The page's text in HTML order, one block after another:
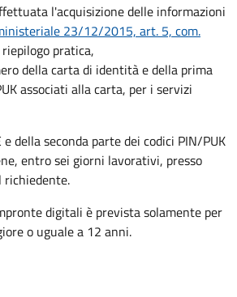
l'acquisizione delle informazioni
23/12/2015, art. 5, com.
pratica,
della carta di identità e della prima
associati alla carta, per i servizi
e della seconda parte dei codici PIN/PUK
entro sei giorni lavorativi, presso
richiedente.
digitali è prevista solamente per
o uguale a 12 anni.